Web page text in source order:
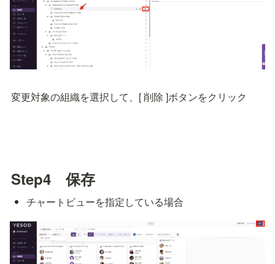
変更対象の組織を選択して、[ 削除 ]ボタンをクリック
Step4　保存
チャートビューを指定している場合